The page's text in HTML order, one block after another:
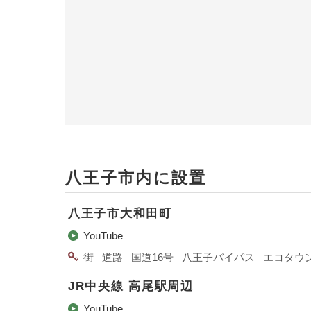
八王子市内に設置
八王子市大和田町
YouTube
街
道路 国道16号 八王子バイパス エコタウ
JR中央線 高尾駅周辺
YouTube